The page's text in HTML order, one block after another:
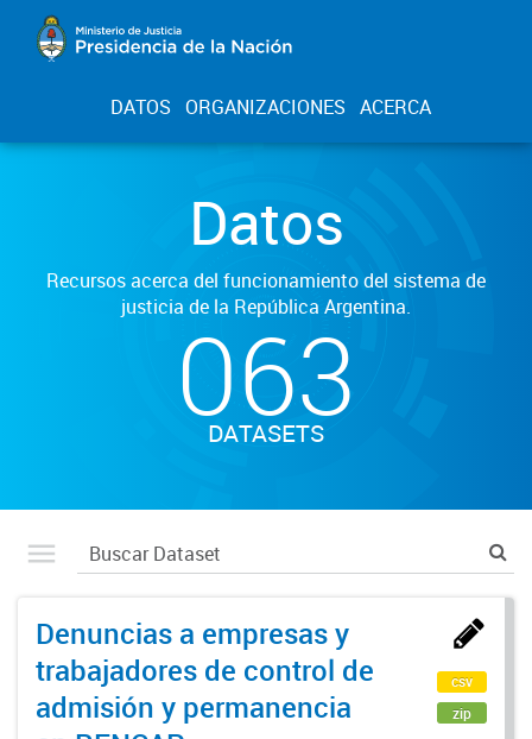
DATOS ORGANIZACIONES ACERCA
Datos
Recursos acerca del funcionamiento del sistema de
justicia de la República Argentina.
063
DATASETS
Denuncias a empresas y
trabajadores de control de
admisión y permanencia
csv
zip